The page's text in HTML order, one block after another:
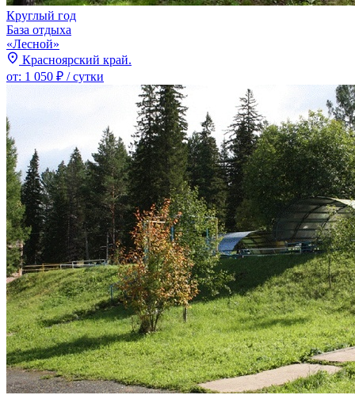
Круглый год
База отдыха
«Лесной»
Красноярский край.
от: 1 050 ₽ / сутки